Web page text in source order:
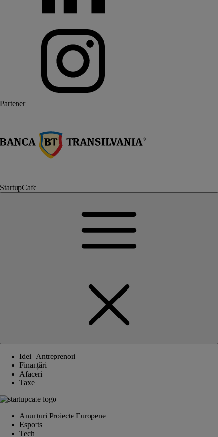
Partener
StartupCafe
Idei | Antreprenori
Finanțări
Afaceri
Taxe
Anunțuri Proiecte Europene
Esports
Tech